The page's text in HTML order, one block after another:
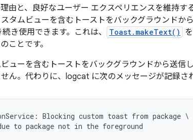
由と、良好なユーザー エクスペリエンスを維持す
タムビューを含むトーストをバックグラウンドか
き使用できます。これは、
Toast.makeText()
ことです。
ューを含むトーストをバックグラウンドから送信
ん。代わりに、logcat に次のメッセージが記録され
Blocking custom toast from package \
to package not in the foreground